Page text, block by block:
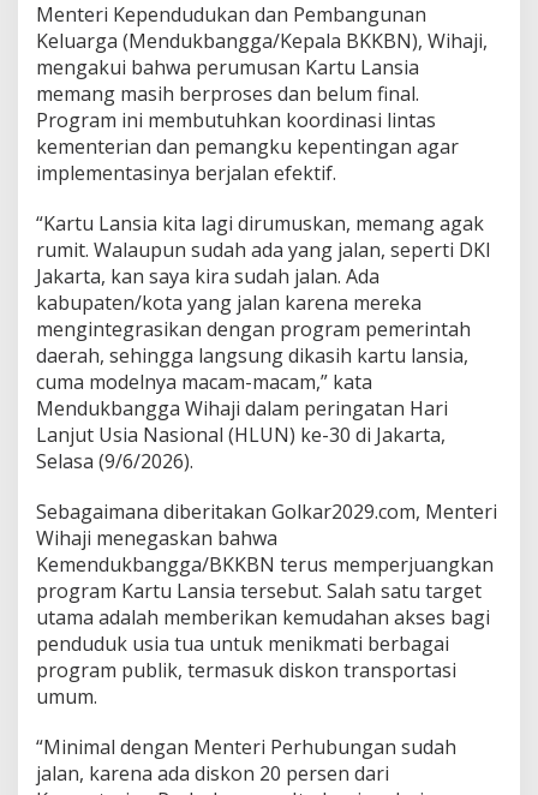
s
e
d
a
r
i
K
e
e
n
h
u
b
d
a
n
K
m
a
h
n
u
n
t
u
k
i
a
Menteri Kependudukan dan Pembangunan
Keluarga (Mendukbangga/Kepala BKKBN), Wihaji,
mengakui bahwa perumusan Kartu Lansia
memang masih berproses dan belum final.
Program ini membutuhkan koordinasi lintas
kementerian dan pemangku kepentingan agar
implementasinya berjalan efektif.
“Kartu Lansia kita lagi dirumuskan, memang agak
rumit. Walaupun sudah ada yang jalan, seperti DKI
Jakarta, kan saya kira sudah jalan. Ada
kabupaten/kota yang jalan karena mereka
mengintegrasikan dengan program pemerintah
daerah, sehingga langsung dikasih kartu lansia,
cuma modelnya macam-macam,” kata
Mendukbangga Wihaji dalam peringatan Hari
Lanjut Usia Nasional (HLUN) ke-30 di Jakarta,
Selasa (9/6/2026).
Sebagaimana diberitakan Golkar2029.com, Menteri
Wihaji menegaskan bahwa
Kemendukbangga/BKKBN terus memperjuangkan
program Kartu Lansia tersebut. Salah satu target
utama adalah memberikan kemudahan akses bagi
penduduk usia tua untuk menikmati berbagai
program publik, termasuk diskon transportasi
umum.
“Minimal dengan Menteri Perhubungan sudah
jalan, karena ada diskon 20 persen dari